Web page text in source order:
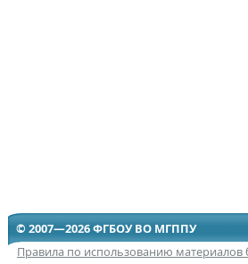
© 2007—2026 ФГБОУ ВО МГППУ
Правила по использованию материалов